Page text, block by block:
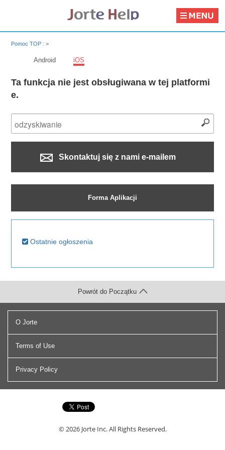
Pomoc TOP :>
Android iOS
Ta funkcja nie jest obsługiwana w tej platformi
e.
Skontaktuj się z nami e-mailem
Forma Aplikacji
Ostatnie ogłoszenia
O Jorte
Terms of Use
Privacy Policy
© 2026 Jorte Inc.All Rights Reserved.
Powrót do Początku